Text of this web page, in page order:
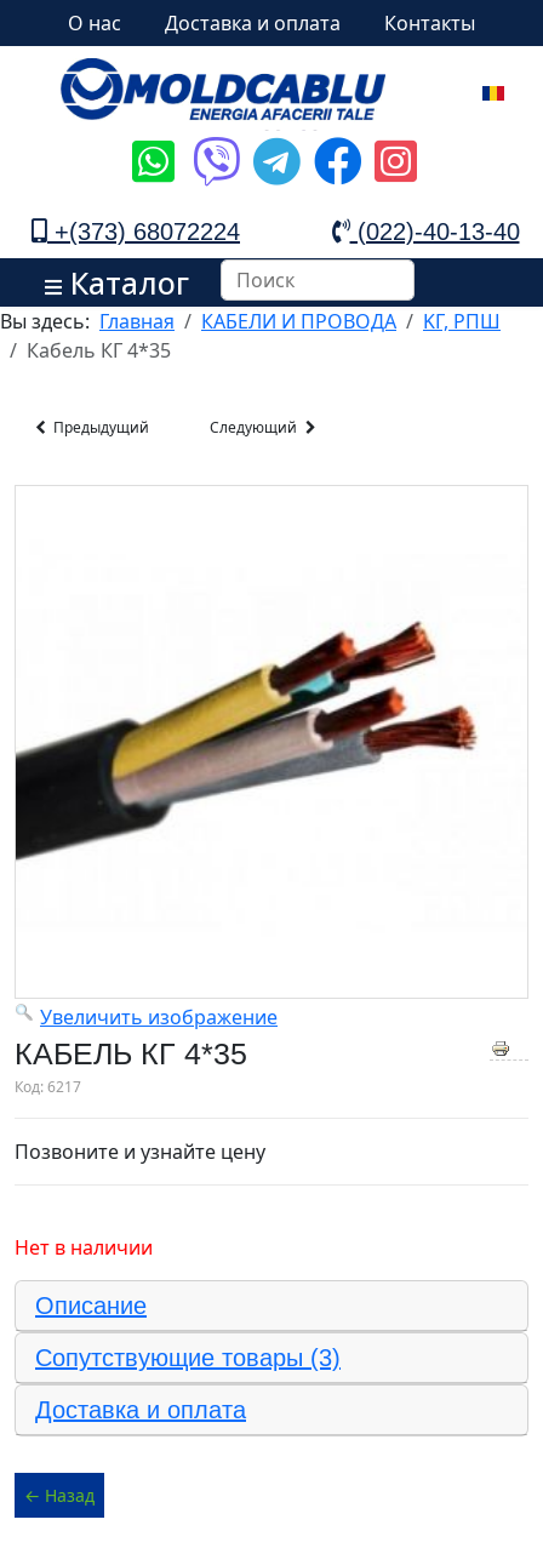
О нас Доставка и оплата Контакты
+(373) 68072224 (022)-40-13-40
Каталог
Вы здесь: Главная КАБЕЛИ И ПРОВОДА
KГ, РПШ
Кабель КГ 4*35
Предыдущий Следующий
Увеличить изображение
КАБЕЛЬ КГ 4*35
Код:6217
Позвоните и узнайте цену
Нет в наличии
Описание
Сопутствующие товары (3)
Доставка и оплата